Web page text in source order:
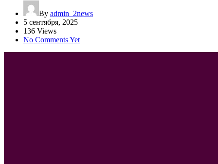
By admin_2news
5 сентября, 2025
136 Views
No Comments Yet